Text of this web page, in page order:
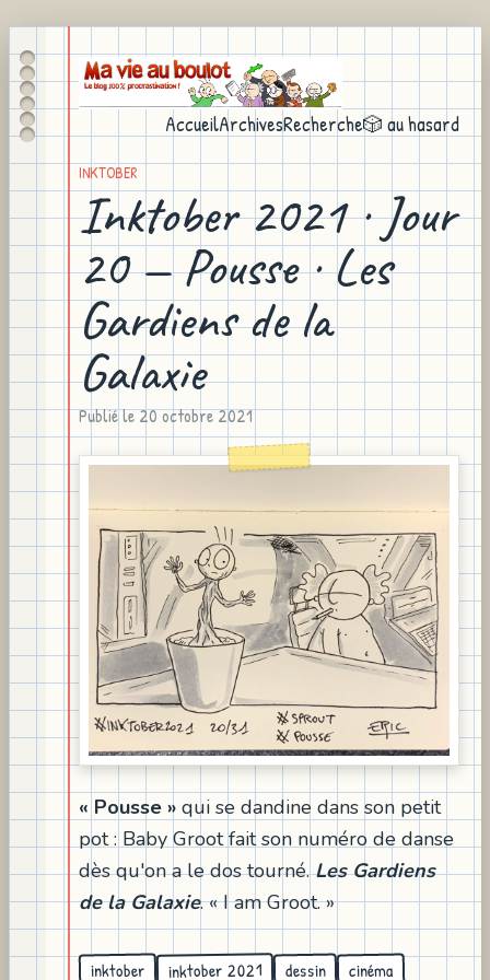
AccueilArchivesRecherche🎲 au hasard
INKTOBER
Inktober 2021 · Jour
20 — Pousse · Les
Gardiens de la
Galaxie
Publié le20 octobre 2021
« Pousse » qui se dandine dans son petit
pot : Baby Groot fait son numéro de danse
dès qu'on a le dos tourné.Les Gardiens
de la Galaxie. « I am Groot. »
inktober inktober 2021 dessin cinéma